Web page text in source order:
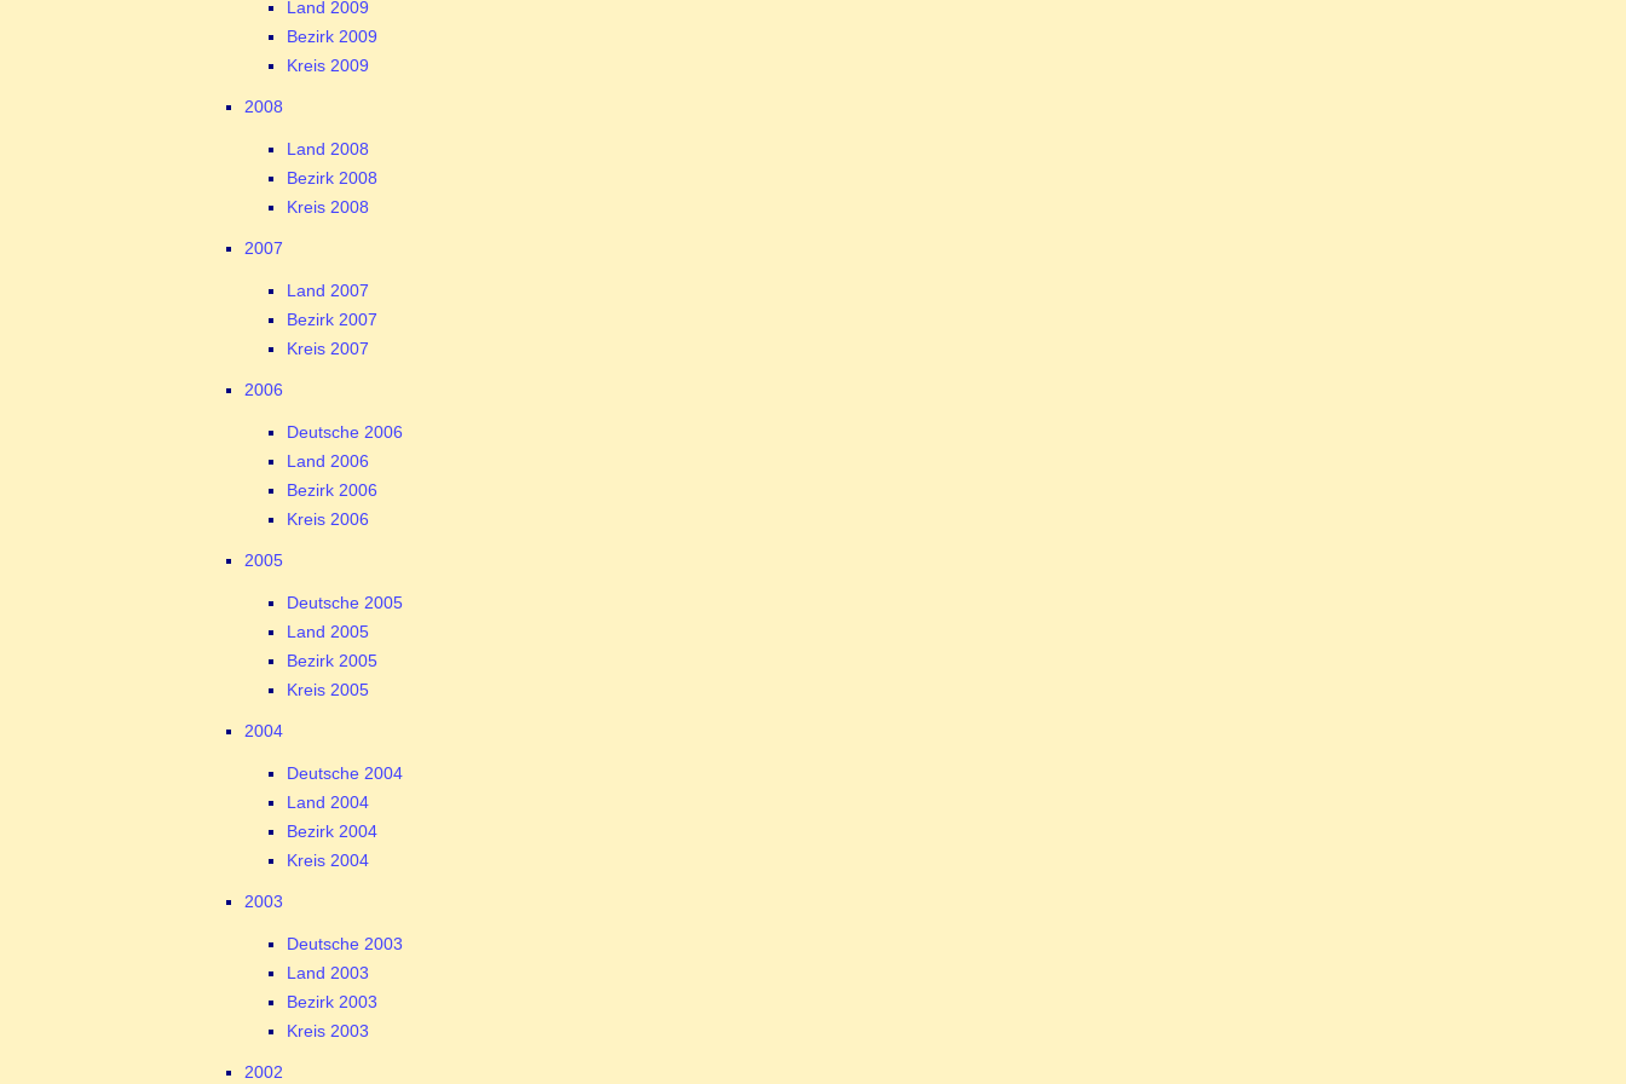
Land 2009
Bezirk 2009
Kreis 2009
2008
Land 2008
Bezirk 2008
Kreis 2008
2007
Land 2007
Bezirk 2007
Kreis 2007
2006
Deutsche 2006
Land 2006
Bezirk 2006
Kreis 2006
2005
Deutsche 2005
Land 2005
Bezirk 2005
Kreis 2005
2004
Deutsche 2004
Land 2004
Bezirk 2004
Kreis 2004
2003
Deutsche 2003
Land 2003
Bezirk 2003
Kreis 2003
2002